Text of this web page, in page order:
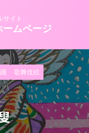
サイト
ムページ
歌舞伎絵